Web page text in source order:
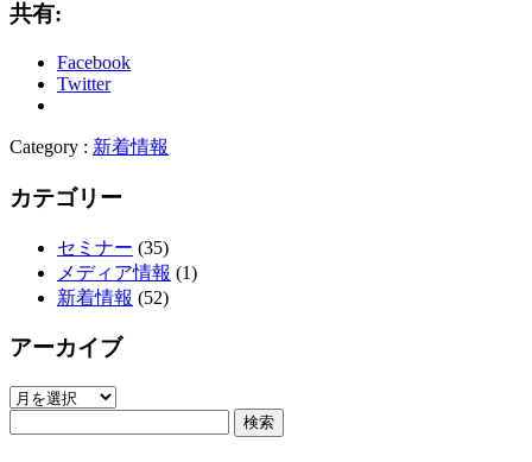
共有:
Facebook
Twitter
Category : 新着情報
カテゴリー
セミナー (35)
メディア情報 (1)
新着情報 (52)
アーカイブ
ア